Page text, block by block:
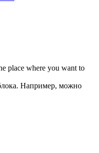
place where you want to
Например, можно